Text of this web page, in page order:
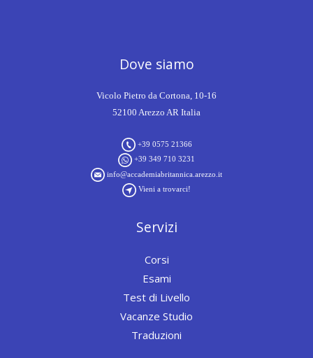
Dove siamo
Vicolo Pietro da Cortona, 10-16
52100 Arezzo AR Italia
+39 0575 21366
+39 349 710 3231
info@accademiabritannica.arezzo.it
Vieni a trovarci!
Servizi
Corsi
Esami
Test di Livello
Vacanze Studio
Traduzioni